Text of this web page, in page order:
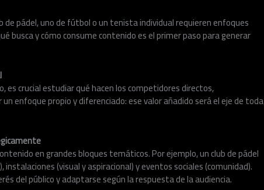
de pádel, uno de fútbol o un tenista individual requieren enfoques
busca y cómo consume contenido es el primer paso para generar
es crucial estudiar qué hacen los competidores directos,
enfoque propio y diferenciado: ese valor añadido será el eje de toda
en grandes bloques temáticos. Por ejemplo, un club de pádel
(visual y aspiracional) y eventos sociales (comunidad).
del público y adaptarse según la respuesta de la audiencia.